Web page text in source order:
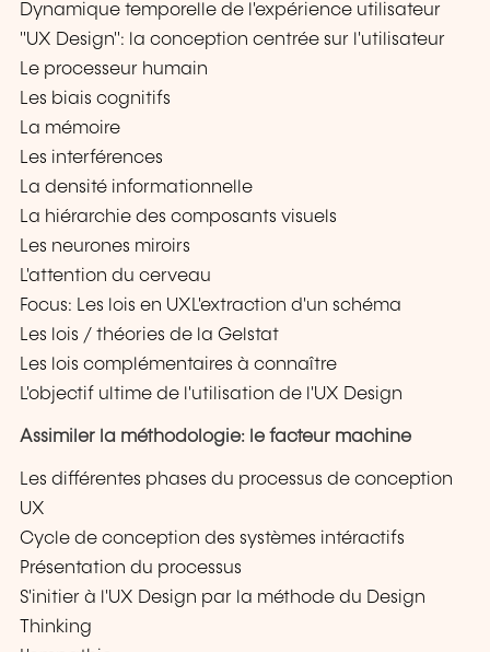
Dynamique temporelle de l'expérience utilisateur
"UX Design": la conception centrée sur l'utilisateur
Le processeur humain
Les biais cognitifs
La mémoire
Les interférences
La densité informationnelle
La hiérarchie des composants visuels
Les neurones miroirs
L'attention du cerveau
Focus: Les lois en UXL'extraction d'un schéma
Les lois / théories de la Gelstat
Les lois complémentaires à connaître
L'objectif ultime de l'utilisation de l'UX Design
Assimiler la méthodologie: le facteur machine
Les différentes phases du processus de conception
UX
Cycle de conception des systèmes intéractifs
Présentation du processus
S'initier à l'UX Design par la méthode du Design
Thinking